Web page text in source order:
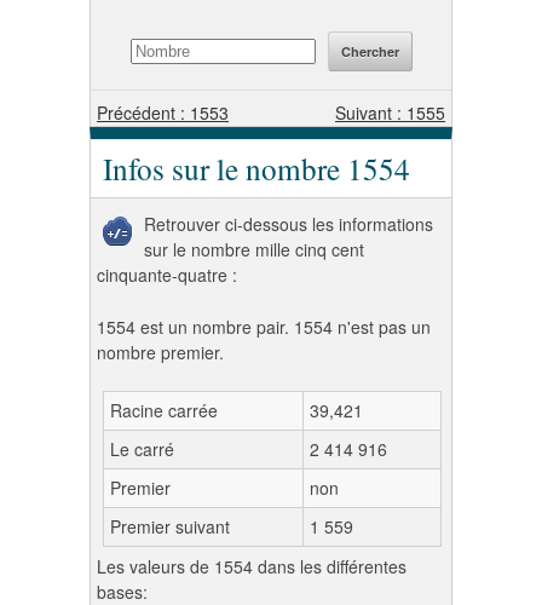
Précédent : 1553 Suivant : 1555
Infos sur le nombre 1554
Retrouver ci-dessous les informations
sur le nombre mille cinq cent
cinquante-quatre :
1554 est un nombre pair. 1554 n'est pas un
nombre premier.
Racine carrée
39,421
Le carré
2 414 916
Premier
non
Premier suivant
1 559
Les valeurs de 1554 dans les différentes
bases: